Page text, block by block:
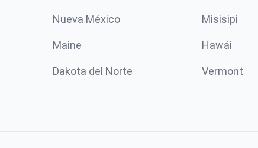
Nueva México Misisipi
Maine Hawái
Dakota del Norte Vermont